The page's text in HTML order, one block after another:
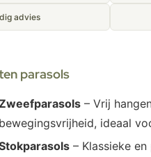
advies
parasols
– Vrij
bewegingsvrijheid, ideaal
– Klassieke